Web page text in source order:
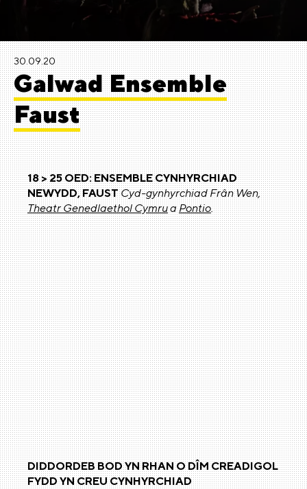
30.09.20
Galwad Ensemble
Faust
18 > 25 OED: ENSEMBLE CYNHYRCHIAD
NEWYDD, FAUST Cyd-gynhyrchiad Frân Wen,
Theatr Genedlaethol CymruaPontio.
DIDDORDEB BOD YN RHAN O DÎM CREADIGOL
FYDD YN CREU CYNHYRCHIAD